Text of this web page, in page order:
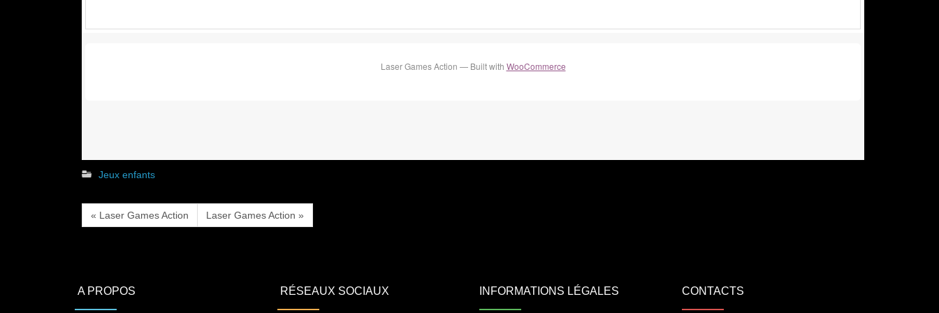
Laser Games Action — Built with WooCommerce
Jeux enfants
« Laser Games Action Laser Games Action »
A PROPOS RÉSEAUX SOCIAUX INFORMATIONS LÉGALES CONTACTS